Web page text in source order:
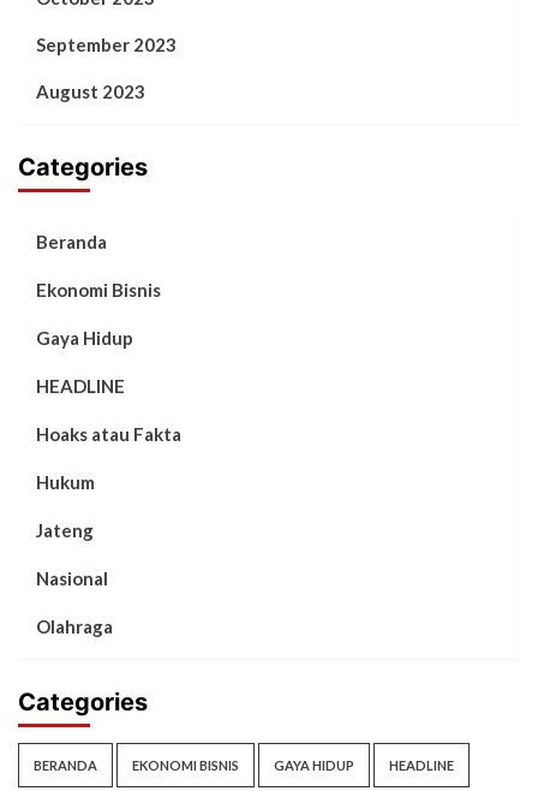
September 2023
August 2023
Categories
Beranda
Ekonomi Bisnis
Gaya Hidup
HEADLINE
Hoaks atau Fakta
Hukum
Jateng
Nasional
Olahraga
Categories
BERANDA EKONOMI BISNIS GAYA HIDUP HEADLINE